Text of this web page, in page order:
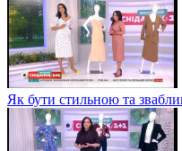
Як бути стильною та